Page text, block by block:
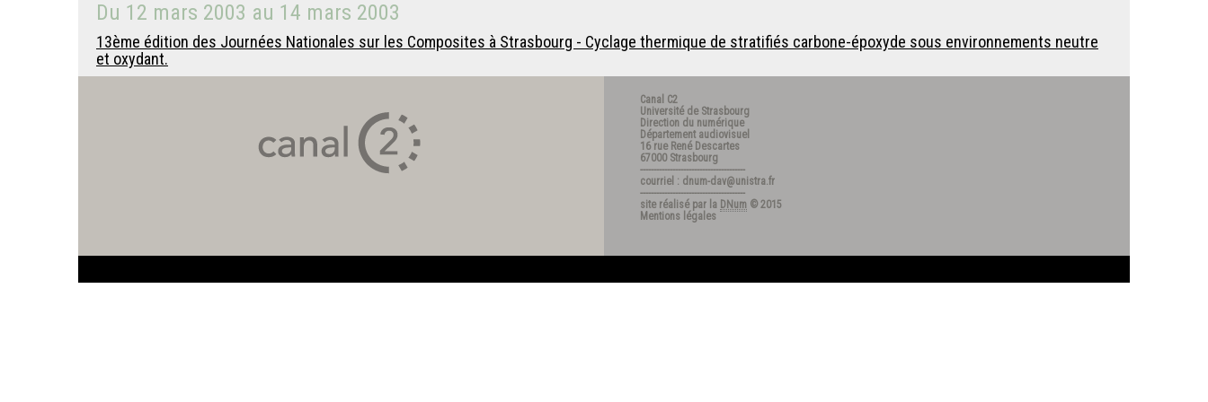
Du 12 mars 2003 au 14 mars 2003
13ème édition des Journées Nationales sur les Composites à Strasbourg - Cyclage thermique de stratifiés carbone-époxyde sous environnements neutre
et oxydant.
Canal C2
Université de Strasbourg
Direction du numérique
Département audiovisuel
16 rue René Descartes
67000 Strasbourg
---------------------------------------
courriel : dnum-dav@unistra.fr
---------------------------------------
site réalisé par la DNum © 2015
Mentions légales